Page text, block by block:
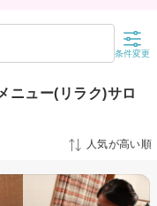
条件変更
ニュー(リラク)サロ
人気が高い順